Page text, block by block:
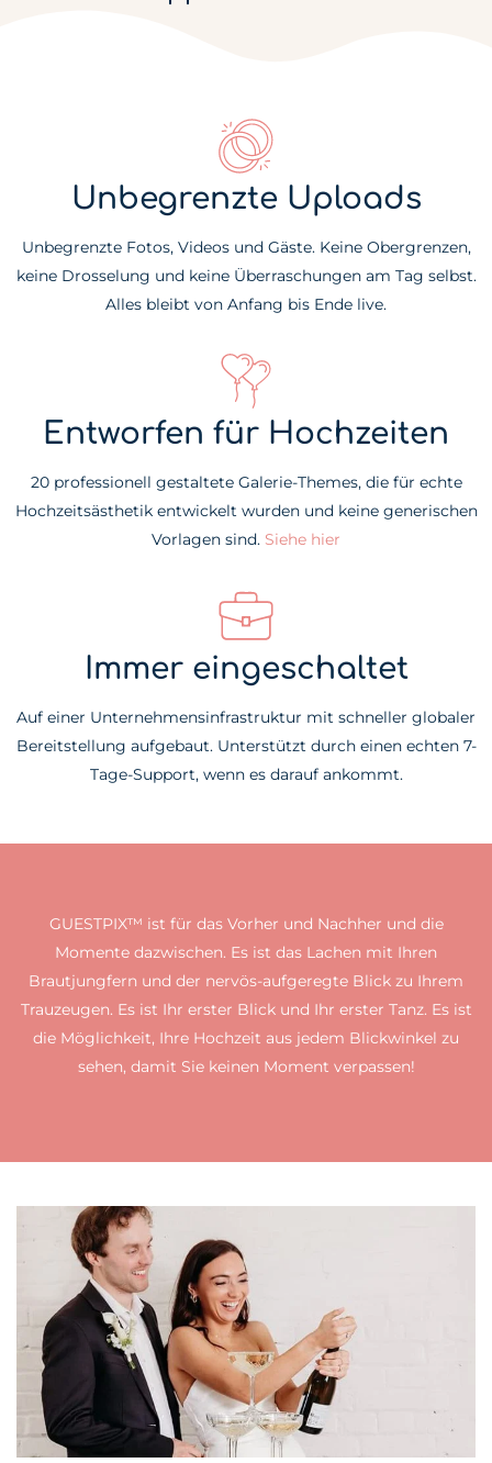
Unbegrenzte Uploads
Unbegrenzte Fotos, Videos und Gäste. Keine Obergrenzen,
keine Drosselung und keine Überraschungen am Tag selbst.
Alles bleibt von Anfang bis Ende live.
Entworfen für Hochzeiten
20 professionell gestaltete Galerie-Themes, die für echte
Hochzeitsästhetik entwickelt wurden und keine generischen
Vorlagen sind. Siehe hier
Immer eingeschaltet
Auf einer Unternehmensinfrastruktur mit schneller globaler
Bereitstellung aufgebaut. Unterstützt durch einen echten 7-
Tage-Support, wenn es darauf ankommt.
GUESTPIX™ ist für das Vorher und Nachher und die
Momente dazwischen. Es ist das Lachen mit Ihren
Brautjungfern und der nervös-aufgeregte Blick zu Ihrem
Trauzeugen. Es ist Ihr erster Blick und Ihr erster Tanz. Es ist
die Möglichkeit, Ihre Hochzeit aus jedem Blickwinkel zu
sehen, damit Sie keinen Moment verpassen!